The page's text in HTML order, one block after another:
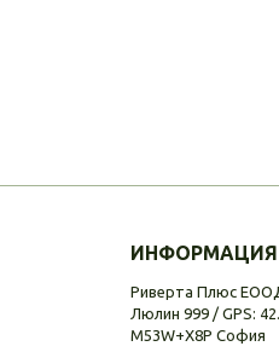
ИНФОРМАЦИЯ
Риверта Плюс
Люлин 999 / GPS:
M53W+X8P София